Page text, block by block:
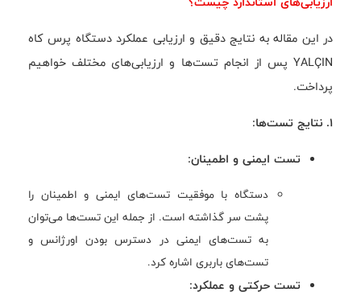
در این مقاله به نتایج دقیق و ارزیابی عملکرد دستگاه پرس کاه
YALÇIN پس از انجام تست‌ها و ارزیابی‌های مختلف خواهیم
پرداخت.
1. نتایج تست‌ها:
تست ایمنی و اطمینان:
دستگاه با موفقیت تست‌های ایمنی و اطمینان را
پشت سر گذاشته است. از جمله این تست‌ها می‌توان
به تست‌های ایمنی در دسترس بودن اورژانس و
تست‌های باربری اشاره کرد.
تست حرکتی و عملکرد: